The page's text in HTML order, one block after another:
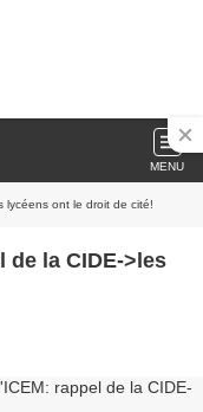
MENU
lycéens ont le droit de cité!
de la CIDE->les